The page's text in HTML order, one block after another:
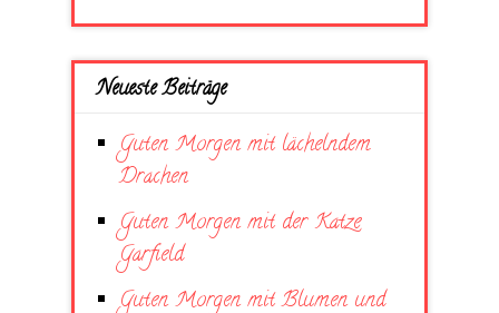
Neueste Beiträge
Guten Morgen mit lächelndem
Drachen
Guten Morgen mit der Katze
Garfield
Guten Morgen mit Blumen und